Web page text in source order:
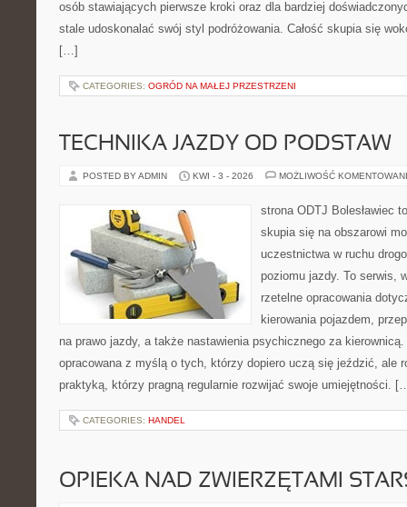
osób stawiających pierwsze kroki oraz dla bardziej
stale udoskonalać swój styl podróżowania. Całość skupia się
[…]
CATEGORIES: OGRÓD NA MAŁEJ PRZESTRZENI
TECHNIKA JAZDY OD PODSTAW
POSTED BY ADMIN KWI - 3 - 2026 MOŻLIWOŚĆ
strona ODTJ Bolesławiec
skupia się na obszarowi
uczestnictwa w ruchu
poziomu jazdy. To serwis,
rzetelne opracowania
kierowania pojazdem,
na prawo jazdy, a także nastawienia psychicznego za kierownicą.
opracowana z myślą o tych, którzy dopiero uczą się jeździć, ale
praktyką, którzy pragną regularnie rozwijać swoje umiejętności.
CATEGORIES: HANDEL
OPIEKA NAD ZWIERZĘTAMI